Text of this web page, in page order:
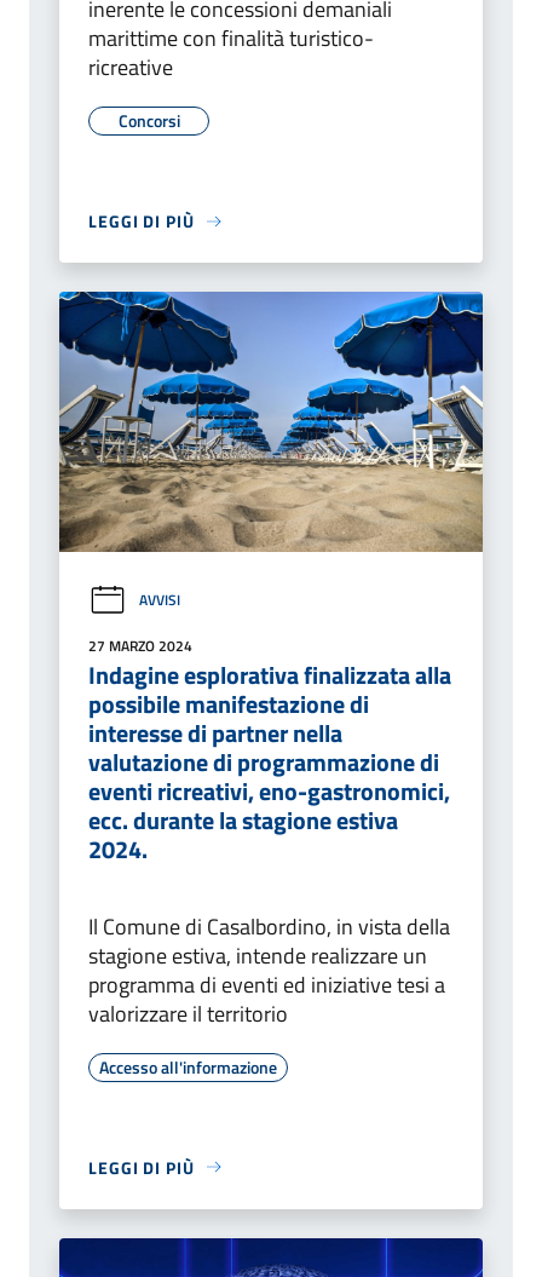
inerente le concessioni demaniali
marittime con finalità turistico-
ricreative
Concorsi
LEGGI DI PIÙ
AVVISI
27 MARZO 2024
Indagine esplorativa finalizzata alla
possibile manifestazione di
interesse di partner nella
valutazione di programmazione di
eventi ricreativi, eno-gastronomici,
ecc. durante la stagione estiva
2024.
Il Comune di Casalbordino, in vista della
stagione estiva, intende realizzare un
programma di eventi ed iniziative tesi a
valorizzare il territorio
Accesso all'informazione
LEGGI DI PIÙ